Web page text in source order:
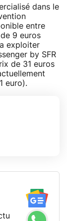
dans le
entre
9 euros
exploiter
by SFR
de 31 euros
euro).